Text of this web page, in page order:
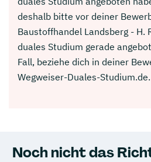
deshalb bitte vor deiner
Baustoffhandel Landsberg - H.
duales Studium gerade
Fall, beziehe dich in deiner
Wegweiser-Duales-Studium.de.
Noch nicht das